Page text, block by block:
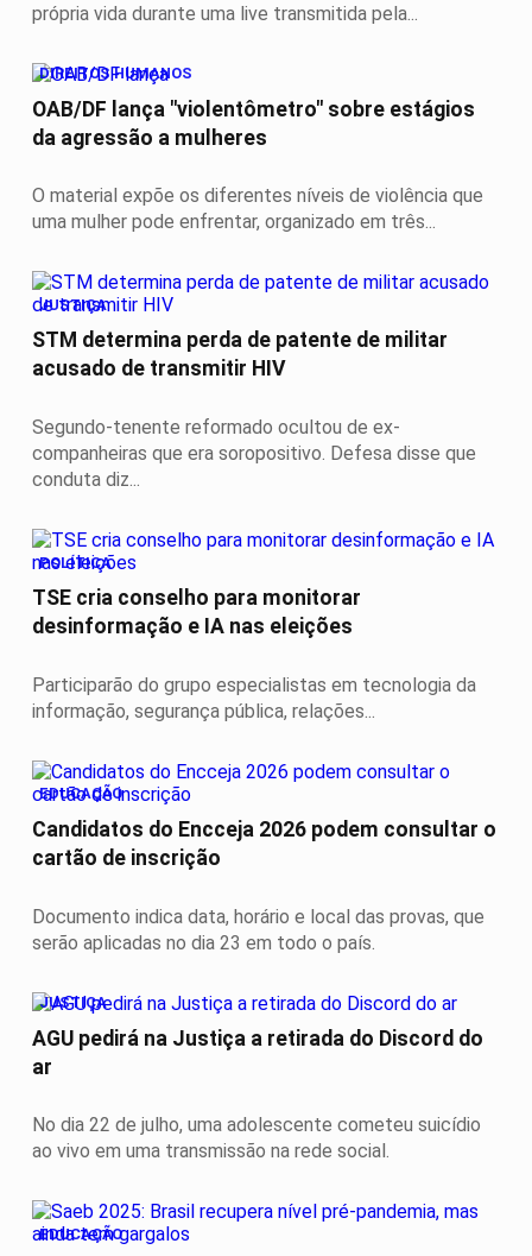
própria vida durante uma live transmitida pela...
DIREITOS HUMANOS
OAB/DF lança "violentômetro" sobre estágios
da agressão a mulheres
O material expõe os diferentes níveis de violência que
uma mulher pode enfrentar, organizado em três...
JUSTIÇA
STM determina perda de patente de militar
acusado de transmitir HIV
Segundo-tenente reformado ocultou de ex-
companheiras que era soropositivo. Defesa disse que
conduta diz...
POLÍTICA
TSE cria conselho para monitorar
desinformação e IA nas eleições
Participarão do grupo especialistas em tecnologia da
informação, segurança pública, relações...
EDUCAÇÃO
Candidatos do Encceja 2026 podem consultar o
cartão de inscrição
Documento indica data, horário e local das provas, que
serão aplicadas no dia 23 em todo o país.
JUSTIÇA
AGU pedirá na Justiça a retirada do Discord do
ar
No dia 22 de julho, uma adolescente cometeu suicídio
ao vivo em uma transmissão na rede social.
EDUCAÇÃO